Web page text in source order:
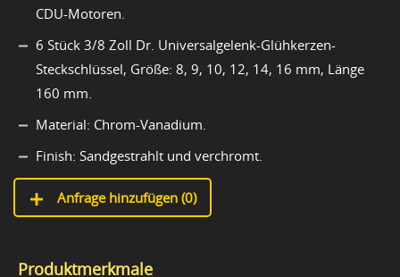
CDU-Motoren.
6 Stück 3/8 Zoll Dr. Universalgelenk-Glühkerzen-
Steckschlüssel, Größe: 8, 9, 10, 12, 14, 16 mm, Länge
160 mm.
Material: Chrom-Vanadium.
Finish: Sandgestrahlt und verchromt.
Anfrage hinzufügen (0)
Produktmerkmale